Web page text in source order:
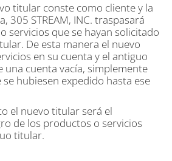
titular conste como cliente y la
305 STREAM, INC. traspasará
servicios que se hayan solicitado
De esta manera el nuevo
en su cuenta y el antiguo
cuenta vacía, simplemente
hubiesen expedido hasta ese
el nuevo titular será el
de los productos o servicios
titular.